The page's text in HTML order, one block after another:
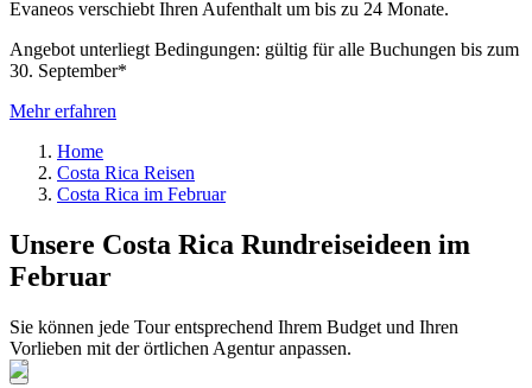
Evaneos verschiebt Ihren Aufenthalt um bis zu 24 Monate.
Angebot unterliegt Bedingungen: gültig für alle Buchungen bis zum
30. September*
Mehr erfahren
Home
Costa Rica Reisen
Costa Rica im Februar
Unsere Costa Rica Rundreiseideen im
Februar
Sie können jede Tour entsprechend Ihrem Budget und Ihren
Vorlieben mit der örtlichen Agentur anpassen.